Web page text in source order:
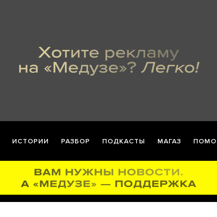
ИСТОРИИ РАЗБОР ПОДКАСТЫ МАГАЗ